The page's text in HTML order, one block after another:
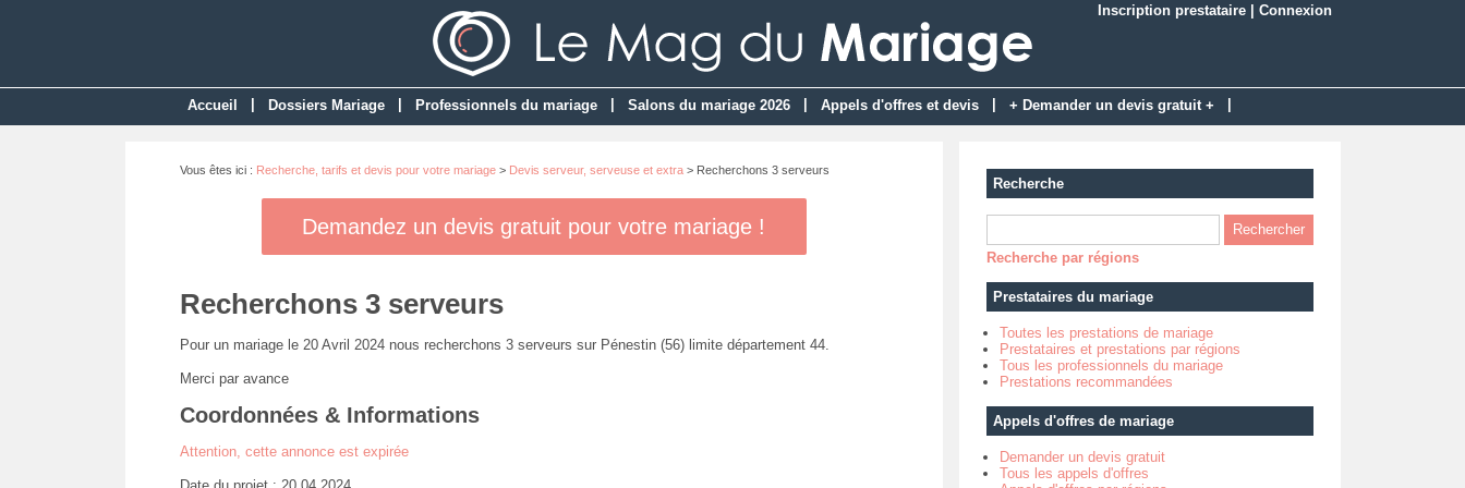
Inscription prestataire Connexion
Accueil Dossiers Mariage Professionnels du mariage Salons du mariage 2026 Appels d'offres et devis + Demander un devis gratuit +
Vous êtes ici : Recherche, tarifs et devis pour votre mariage> Devis serveur, serveuse et extra> Recherchons 3 serveurs
Demandez un devis gratuit pour votre mariage !
Recherchons 3 serveurs
Pour un mariage le 20 Avril 2024 nous recherchons 3 serveurs sur Pénestin (56) limite département 44.
Merci par avance
Coordonnées & Informations
Attention, cette annonce est expirée
Recherche
Recherche par régions
Prestataires du mariage
Toutes les prestations de mariage
Prestataires et prestations par régions
Tous les professionnels du mariage
Prestations recommandées
Appels d'offres de mariage
Demander un devis gratuit
Tous les appels d'offres